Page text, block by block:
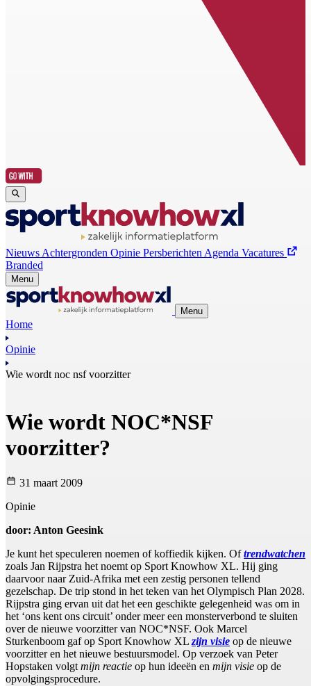
Nieuws Achtergronden Opinie Persberichten Agenda Vacatures
Branded
Menu
Menu
Home
Opinie
Wie wordt noc nsf voorzitter
Wie wordt NOC*NSF
voorzitter?
31 maart 2009
Opinie
door: Anton Geesink
Je kunt het speculeren noemen of koffiedik kijken. Oftrendwatchen
zoals Jan Rijpstra het noemt op Sport Knowhow XL. Hij ging
daarvoor naar Zuid-Afrika met een zestig personen tellend
gezelschap. De trip stond in het teken van het Olympisch Plan 2028.
Rijpstra ging ervan uit dat het een geschikte gelegenheid was om in
het ‘ons kent ons circuit’ onder meer een monsterverbond te sluiten
over de nieuwe voorzitter van NOC*NSF. Ook Marcel
Sturkenboom gaf op Sport Knowhow XLzijn visie op de nieuwe
voorzitter en het nieuwe bestuursmodel. Op verzoek van Peter
Hopstaken volgtmijn reactie op hun ideeën en mijn visie op de
opvolgingsprocedure.